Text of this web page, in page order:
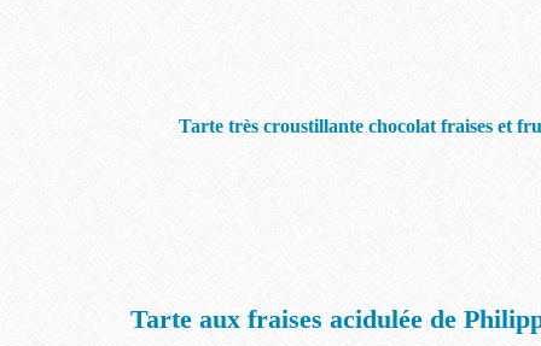
Tarte très croustillante chocolat fraises et
Tarte aux fraises acidulée de